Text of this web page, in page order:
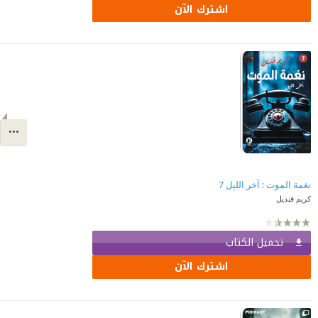
اشترك الآن
نغمة الموت : آخر الليل 7
كريم قنديل
تحميل الكتاب
اشترك الآن